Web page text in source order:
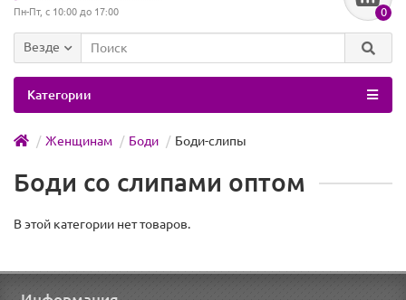
Пн-Пт, с 10:00 до 17:00 0
Везде
Категории
Женщинам Боди Боди-слипы
Боди со слипами оптом
В этой категории нет товаров.